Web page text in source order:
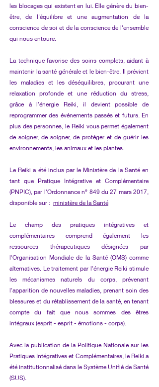
les blocages qui existent en lui. Elle génère du bien-
être, de l'équilibre et une augmentation de la
conscience de soi et de la conscience de l'ensemble
qui nous entoure.
La technique favorise des soins complets, aidant à
maintenir la santé générale et le bien-être. Il prévient
les maladies et les déséquilibres, procurant une
relaxation profonde et une réduction du stress,
grâce à l'énergie Reiki, il devient possible de
reprogrammer des événements passés et futurs. En
plus des personnes, le Reiki vous permet également
de soigner, de soigner, de protéger et de guérir les
environnements, les animaux et les plantes.
Le Reiki a été inclus par le Ministère de la Santé en
tant que Pratique Intégrative et Complémentaire
(PNPIC), par l'Ordonnance nº 849 du 27 mars 2017,
disponible sur : ministère de la Santé
Le champ des pratiques intégratives et
complémentaires comprend également les
ressources thérapeutiques désignées par
l'Organisation Mondiale de la Santé (OMS) comme
alternatives. Le traitement par l'énergie Reiki stimule
les mécanismes naturels du corps, prévenant
l'apparition de nouvelles maladies, prenant soin des
blessures et du rétablissement de la santé, en tenant
compte du fait que nous sommes des êtres
intégraux (esprit - esprit - émotions - corps).
Avec la publication de la Politique Nationale sur les
Pratiques Intégratives et Complémentaires, le Reiki a
été institutionnalisé dans le Système Unifié de Santé
(SUS).